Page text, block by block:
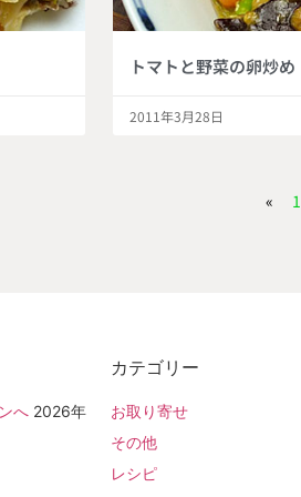
トマトと野菜の卵炒め
2011年3月28日
« 1
へ 2026年
カテゴリー
お取り寄せ
その他
レシピ